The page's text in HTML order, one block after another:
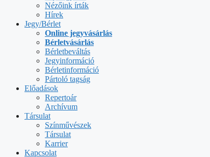
Nézőink írták
Hírek
Jegy/Bérlet
Online jegyvásárlás
Bérletvásárlás
Bérletbeváltás
Jegyinformáció
Bérletinformáció
Pártoló tagság
Előadások
Repertoár
Archívum
Társulat
Színművészek
Társulat
Karrier
Kapcsolat